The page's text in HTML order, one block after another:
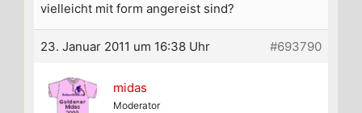
vielleicht mit form angereist sind?
23. Januar 2011 um 16:38 Uhr #693790
midas
Moderator